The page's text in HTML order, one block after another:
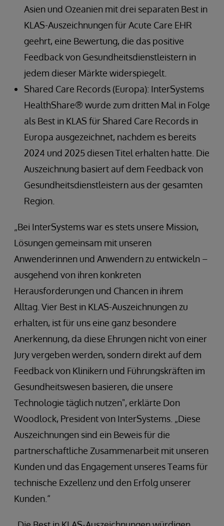
Asien und Ozeanien mit drei separaten Best in
KLAS-Auszeichnungen für Acute Care EHR
geehrt, eine Bewertung, die das positive
Feedback von Gesundheitsdienstleistern in
jedem dieser Märkte widerspiegelt.
Shared Care Records (Europa): InterSystems
HealthShare® wurde zum dritten Mal in Folge
als Best in KLAS für Shared Care Records in
Europa ausgezeichnet, nachdem es bereits
2024 und 2025 diesen Titel erhalten hatte. Die
Auszeichnung basiert auf dem Feedback von
Gesundheitsdienstleistern aus der gesamten
Region.
„Bei InterSystems war es stets unsere Mission,
Lösungen gemeinsam mit unseren
Anwenderinnen und Anwendern zu entwickeln –
ausgehend von ihren konkreten
Herausforderungen und Chancen in ihrem
Alltag. Vier Best in KLAS-Auszeichnungen zu
erhalten, ist für uns eine ganz besondere
Anerkennung, da diese Ehrungen nicht von einer
Jury vergeben werden, sondern direkt auf dem
Feedback von Klinikern und Führungskräften im
Gesundheitswesen basieren, die unsere
Technologie täglich nutzen", erklärte Don
Woodlock, President von InterSystems. „Diese
Auszeichnungen sind ein Beweis für die
partnerschaftliche Zusammenarbeit mit unseren
Kunden und das Engagement unseres Teams für
technische Exzellenz und den Erfolg unserer
Kunden.“